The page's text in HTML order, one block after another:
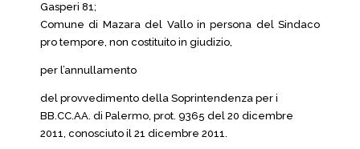
Gasperi 81;
Comune di Mazara del Vallo in persona del Sindaco
pro tempore, non costituito in giudizio,
per l’annullamento
del provvedimento della Soprintendenza per i
BB.CC.AA. di Palermo, prot. 9365 del 20 dicembre
2011, conosciuto il 21 dicembre 2011.